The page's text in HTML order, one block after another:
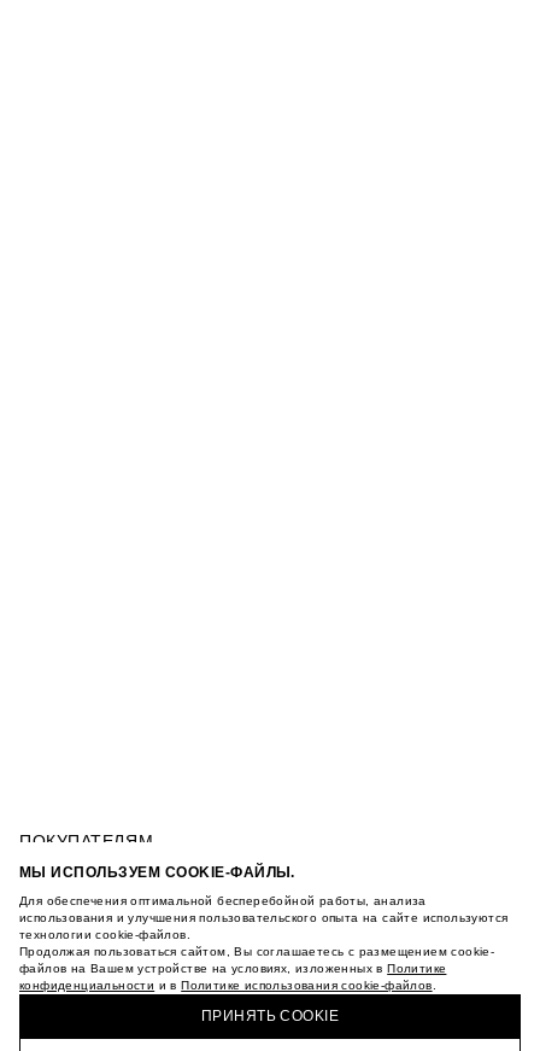
МЫ ИСПОЛЬЗУЕМ COOKIE-ФАЙЛЫ.
Для обеспечения оптимальной бесперебойной работы, анализа
использования и улучшения пользовательского опыта на сайте используются
технологии cookie-файлов.
Продолжая пользоваться сайтом, Вы соглашаетесь с размещением cookie-
файлов на Вашем устройстве на условиях, изложенных вПолитике
конфиденциальности и вПолитике использования cookie-файлов
ПРИНЯТЬ COOKIE
ПОКУПАТЕЛЯМ
УСЛОВИЯ ИСПОЛЬЗОВАНИЯ ПОДАРОЧНЫХ
ПОЛИТИКА КОНФИДЕНЦИАЛЬНОСТИ
ПОЛИТИКА COOKIE
УСЛОВИЯ ПОКУПКИ
О НАС
САНДАЛИИ С ДЕТАЛЬЮ НА НОСКЕ
КУПИТЬ + ПОЛУЧИТЬ В МАГАЗИНЕ MAAG